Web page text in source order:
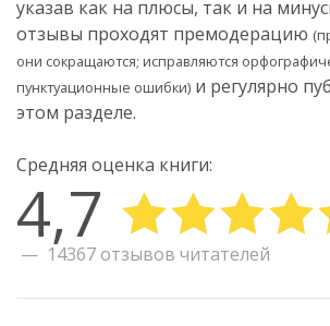
указав как на плюсы, так и на
отзывы проходят премодерацию
они сокращаются; исправляются
пунктуационные ошибки) и регулярно
этом разделе.
Средняя оценка книги:
4,7
14367 отзывов читателей